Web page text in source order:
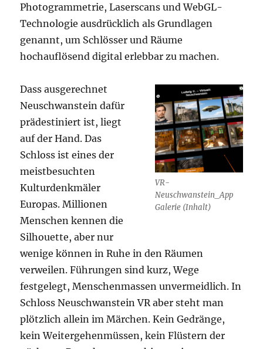
Photogrammetrie, Laserscans und WebGL-
Technologie ausdrücklich als Grundlagen
genannt, um Schlösser und Räume
hochauflösend digital erlebbar zu machen.
VR-
Neuschwanstein_App
Galerie (Inhalt)
Dass ausgerechnet
Neuschwanstein dafür
prädestiniert ist, liegt
auf der Hand. Das
Schloss ist eines der
meistbesuchten
Kulturdenkmäler
Europas. Millionen
Menschen kennen die
Silhouette, aber nur
wenige können in Ruhe in den Räumen
verweilen. Führungen sind kurz, Wege
festgelegt, Menschenmassen unvermeidlich. In
Schloss Neuschwanstein VR aber steht man
plötzlich allein im Märchen. Kein Gedränge,
kein Weitergehenmüssen, kein Flüstern der